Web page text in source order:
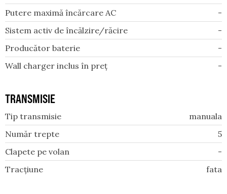
Putere maximă încărcare AC
-
Sistem activ de încălzire/răcire
-
Producător baterie
-
Wall charger inclus în preț
-
TRANSMISIE
Tip transmisie
manuala
Număr trepte
5
Clapete pe volan
-
Tracțiune
fata